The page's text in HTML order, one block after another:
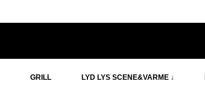
GRILL LYD LYS SCENE&VARME ↓